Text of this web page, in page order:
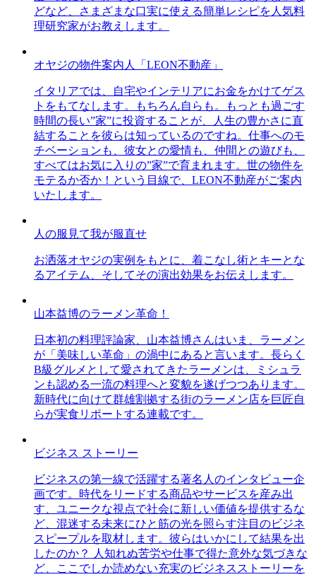
どなど、さまざまな口実に使える簡単レシピを人気料
理研究家がお教えします。
オヤジの物件案内人「LEON不動産」
イタリアでは、自宅やインテリアにお金をかけてゲス
トをもてなします。もちろん自らも。もっとも過ごす
時間の長い”家”に投資することが、人生の豊かさに直
結することを彼らは知っているのですね。仕事へのモ
チベーションも、彼女との愛情も、仲間との遊びも、
すべてはお気に入りの”家”で育まれます。世の物件を
モテるか否か！という目線で、LEON不動産がご案内
いたします。
人の服見て我が服直せ
お洒落オヤジの実例をもとに、着こなし術とキーとな
るアイテム、そしてその演出効果をお伝えします。
山本益博のラーメン革命！
日本初の料理評論家、山本益博さんはいま、ラーメン
が「美味しい革命」の渦中にあると言います。長らく
B級グルメとして愛されてきたラーメンは、ミシュラ
ンも認める一流の料理へと変貌を遂げつつあります。
新時代に向けて群雄割拠する街のラーメン店を巨匠自
らが実食リポートする連載です。
ビジネス ストーリー
ビジネスの第一線で活躍する著名人のインタビュー企
画です。時代をリードする商品やサービスを産み出
す、ユニークな視点で社会に新しい価値を提供するな
ど、混迷する未来にひと筋の光を照らす注目のビジネ
スピープルを取材します。彼らはいかにして結果を出
したのか？ 人知れぬ苦労や仕事で得た意外な気づきな
ど、ここでしか読めない充実のビジネスストーリーを